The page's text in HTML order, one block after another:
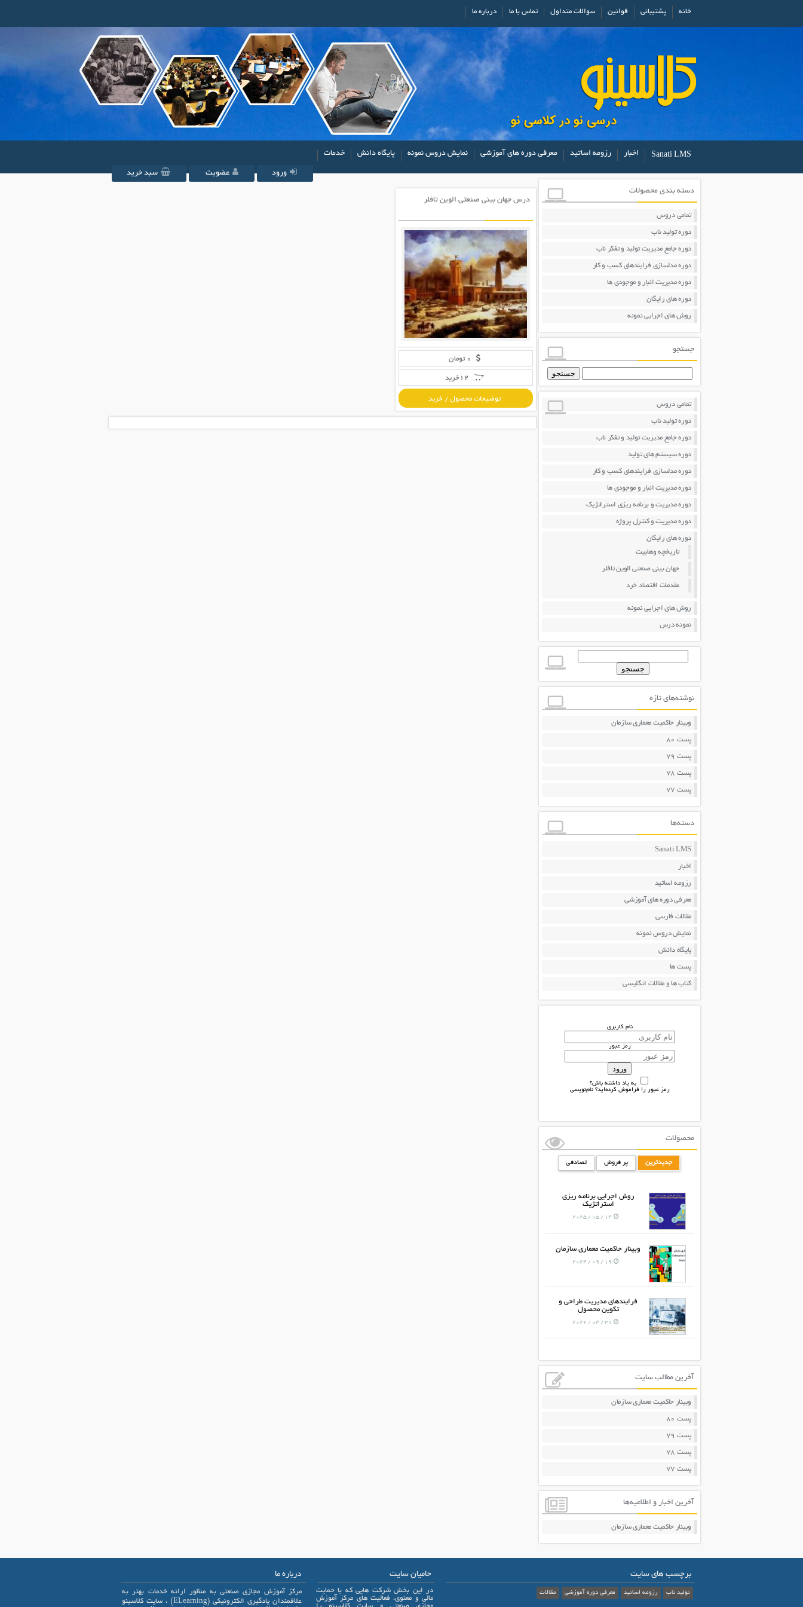
خانه پشتیبانی قوانین سوالات متداول تماس با ما درباره ما
Sanati LMS اخبار رزومه اساتید معرفی دوره های آموزشی نمایش دروس نمونه پایگاه دانش خدمات
ورود عضویت سبد خرید
دسته بندی محصولات
تمامی دروس
دوره تولید ناب
دوره جامع مدیریت تولید و تفکر ناب
دوره مدلسازی فرایندهای کسب و کار
دوره مدیریت انبار و موجودی ها
دوره های رایگان
روش های اجرایی نمونه
جستجو
جستجو
تمامی دروس
دوره تولید ناب
دوره جامع مدیریت تولید و تفکر ناب
دوره سیستم های تولید
دوره مدلسازی فرایندهای کسب و کار
دوره مدیریت انبار و موجودی ها
دوره مدیریت و برنامه ریزی استراتژیک
دوره مدیریت و کنترل پروژه
دوره های رایگان
تاریخچه وهابیت
جهان بینی صنعتی الوین تافلر
مقدمات اقتصاد خرد
روش های اجرایی نمونه
نمونه درس
جستجو
نوشته‌های تازه
وبینار حاکمیت معماری سازمان
پست 80
پست 79
پست 78
پست 77
دسته‌ها
Sanati LMS
اخبار
رزومه اساتید
معرفی دوره های آموزشی
مقالات فارسی
نمایش دروس نمونه
پایگاه دانش
پست ها
کتاب ها و مقالات انگلیسی
نام کاربری
رمز عبور
به یاد داشته باش؟
رمز عبور را فراموش کرده‌اید؟ نام‌نویسی
محصولات
جدیدترین پر فروش تصادفی
روش اجرایی برنامه ریزی
استراتژیک
14 / 05 / 2025
وبینار حاکمیت معماری سازمان
19 / 09 / 2024
فرایندهای مدیریت طراحی و
تکوین محصول
31 / 03 / 2022
آخرین مطالب سایت
وبینار حاکمیت معماری سازمان
پست 80
پست 79
پست 78
پست 77
آخرین اخبار و اطلاعیه‌ها
وبینار حاکمیت معماری سازمان
درس جهان بینی صنعتی الوین تافلر
0 تومان
توضیحات محصول / خرید
برچسب های سایت
تولید ناب رزومه اساتید معرفی دوره آموزشی مقالات
حامیان سایت
در این بخش شرکت هایی که با حمایت
مالی و معنوی، فعالیت های مرکز آموزش
درباره ما
مرکز آموزش مجازی صنعتی به منظور ارائه خدمات بهتر به
علاقمندان یادگیری الکترونیکی (ELearning) ، سایت کلاسینو